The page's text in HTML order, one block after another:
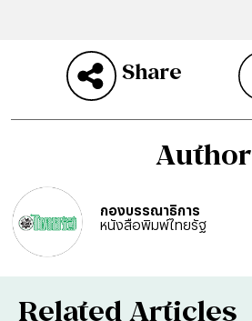
Share
Author
กองบรรณาธิการ
หนังสือพิมพ์ไทยรัฐ
Related Articles